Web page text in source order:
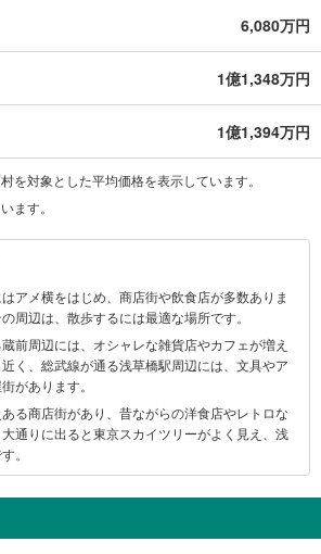
6,080万円
1億1,348万円
1億1,394万円
を対象とした平均価格を表示しています。
ます。
アメ横をはじめ、商店街や飲食店が多数ありま
周辺は、散歩するには最適な場所です。
前周辺には、オシャレな雑貨店やカフェが増え
く、総武線が通る浅草橋駅周辺には、文具やア
があります。
る商店街があり、昔ながらの洋食店やレトロな
通りに出ると東京スカイツリーがよく見え、浅
。